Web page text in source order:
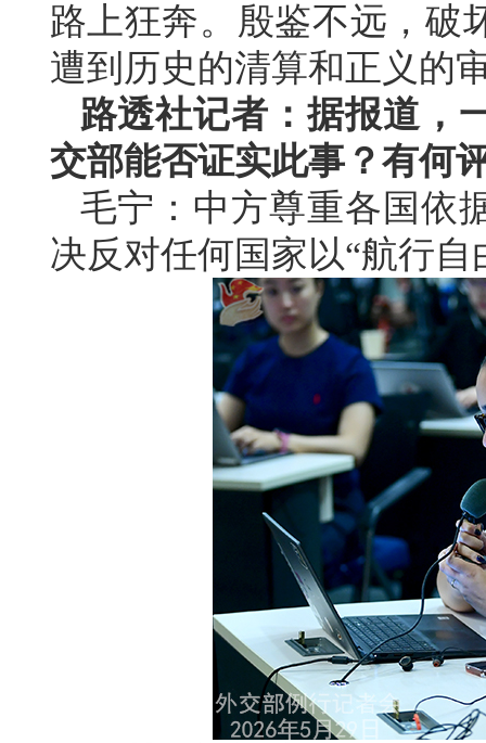
路上狂奔。殷鉴不远，破
遭到历史的清算和正义的
路透社记者：据报道，
交部能否证实此事？有何
毛宁：中方尊重各国依
决反对任何国家以“航行